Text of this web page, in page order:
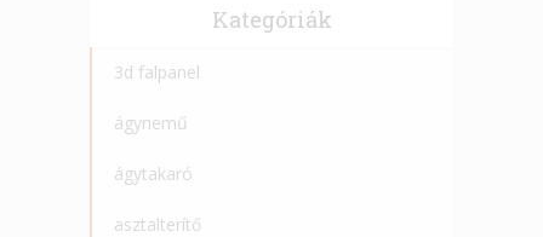
Kategóriák
3d falpanel
ágynemű
ágytakaró
asztalterítő